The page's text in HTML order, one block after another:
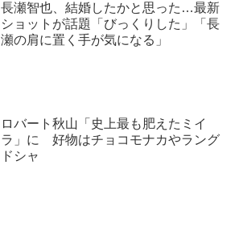
長瀬智也、結婚したかと思った…最新
ショットが話題「びっくりした」「長
瀬の肩に置く手が気になる」
ロバート秋山「史上最も肥えたミイ
ラ」に 好物はチョコモナカやラング
ドシャ